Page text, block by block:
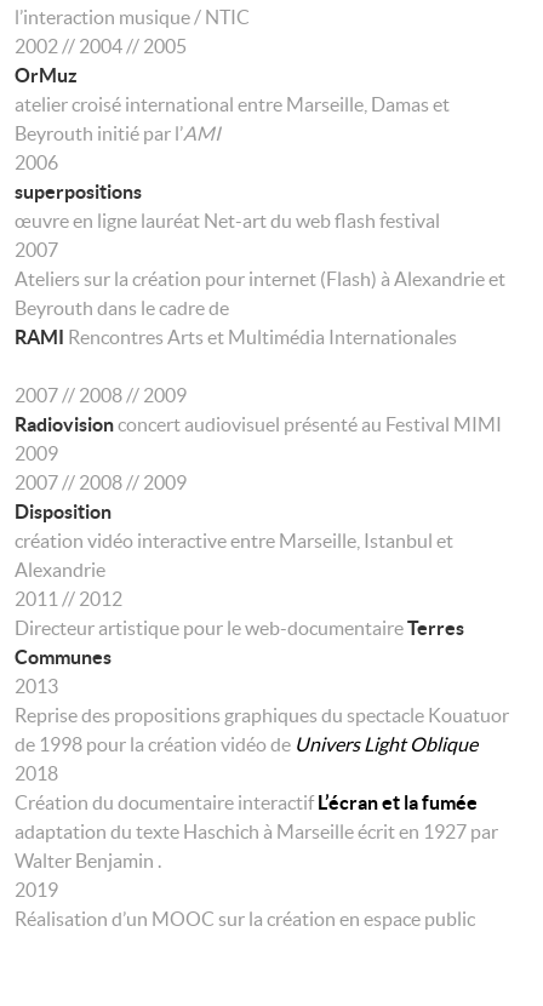
l’interaction musique / NTIC
2002 // 2004 // 2005
OrMuz
atelier croisé international entre Marseille, Damas et
Beyrouth initié par l’AMI
2006
superpositions
œuvre en ligne lauréat Net-art du web flash festival
2007
Ateliers sur la création pour internet (Flash) à Alexandrie et
Beyrouth dans le cadre de
RAMI Rencontres Arts et Multimédia Internationales
2007 // 2008 // 2009
Radiovisionconcert audiovisuel présenté au Festival MIMI
2009
2007 // 2008 // 2009
Disposition
création vidéo interactive entre Marseille, Istanbul et
Alexandrie
2011 // 2012
Directeur artistique pour le web-documentaireTerres
Communes
2013
Reprise des propositions graphiques du spectacle Kouatuor
de 1998 pour la création vidéo de Univers Light Oblique
2018
Création du documentaire interactifL’écran et la fumée
adaptation du texte Haschich à Marseille écrit en 1927 par
Walter Benjamin .
2019
Réalisation d’un MOOC sur la création en espace public